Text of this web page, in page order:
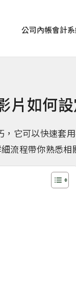
公司內帳會計
片如何
，它可以快速套
流程帶你熟悉相